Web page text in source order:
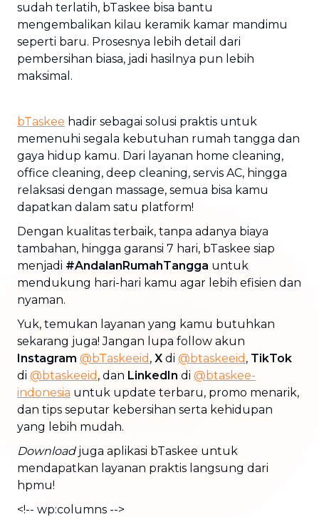
sudah terlatih, bTaskee bisa bantu
mengembalikan kilau keramik kamar mandimu
seperti baru. Prosesnya lebih detail dari
pembersihan biasa, jadi hasilnya pun lebih
maksimal.
bTaskee hadir sebagai solusi praktis untuk
memenuhi segala kebutuhan rumah tangga dan
gaya hidup kamu. Dari layanan home cleaning,
office cleaning, deep cleaning, servis AC, hingga
relaksasi dengan massage, semua bisa kamu
dapatkan dalam satu platform!
Dengan kualitas terbaik, tanpa adanya biaya
tambahan, hingga garansi 7 hari, bTaskee siap
menjadi #AndalanRumahTangga untuk
mendukung hari-hari kamu agar lebih efisien dan
nyaman.
Yuk, temukan layanan yang kamu butuhkan
sekarang juga! Jangan lupa follow akun
Instagram @bTaskeeid , X di @btaskeeid , TikTok
di @btaskeeid , dan LinkedIn di @btaskee-
indonesia untuk update terbaru, promo menarik,
dan tips seputar kebersihan serta kehidupan
yang lebih mudah.
Downloadjuga aplikasi bTaskee untuk
mendapatkan layanan praktis langsung dari
hpmu!
<!-- wp:columns -->